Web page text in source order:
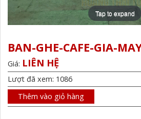
Tap to expand
BAN-GHE-CAFE-GIA-
Giá: LIÊN HỆ
Lượt đã xem: 1086
Thêm vào giỏ hàng